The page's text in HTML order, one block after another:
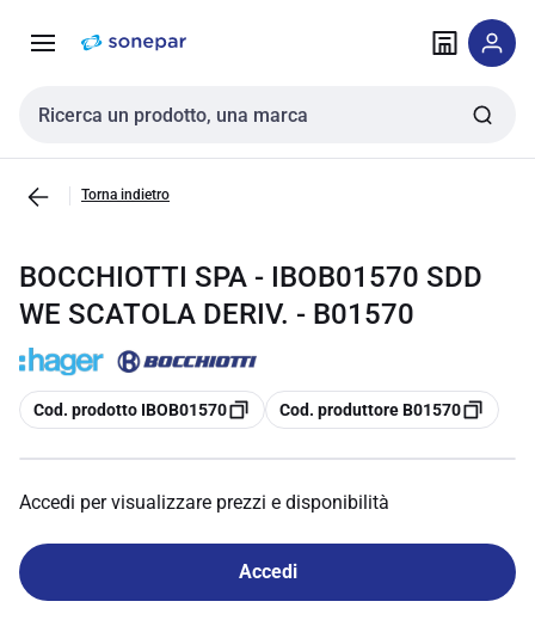
navigazione alla
Cerca input
Torna indietro
BOCCHIOTTI SPA - IBOB01570 SDD
WE SCATOLA DERIV. - B01570
copia
Cod. prodotto IBOB01570 copia
Cod. produttore B01570
Accedi per visualizzare prezzi e disponibilità
Accedi